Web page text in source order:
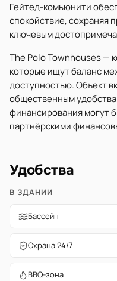
Гейтед-комьюнити
спокойствие, сохраняя
ключевым
The Polo Townhouses —
которые ищут баланс
доступностью. Объект
общественным
финансирования могут
партнёрскими
Удобства
В ЗДАНИИ
Бассейн
Охрана 24/7
BBQ-зона